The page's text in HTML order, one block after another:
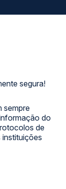
segura!
sempre
do
de
instituições